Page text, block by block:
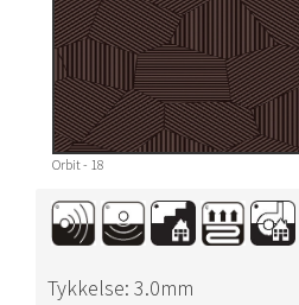
Orbit - 18
Tykkelse: 3.0mm